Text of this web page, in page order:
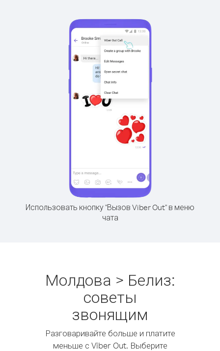
Использовать кнопку "Вызов Viber Out" в меню
чата
Молдова > Белиз:
советы
звонящим
Разговаривайте больше и платите
меньше с Viber Out. Выберите